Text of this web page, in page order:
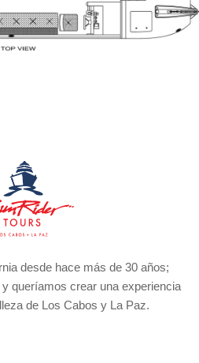
desde hace más de 30 años;
queríamos crear una experiencia
de Los Cabos y La Paz.